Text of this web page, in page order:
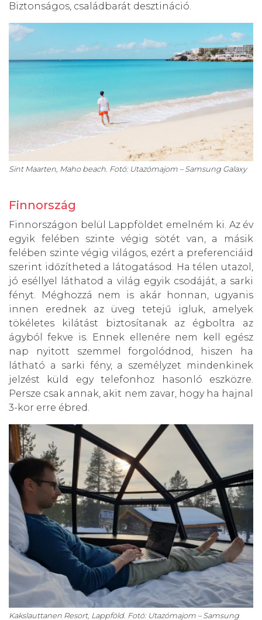
Biztonságos, családbarát desztináció.
Sint Maarten, Maho beach. Fotó: Utazómajom – Samsung Galaxy
Finnország
Finnországon belül Lappföldet emelném ki. Az év
egyik felében szinte végig sötét van, a másik
felében szinte végig világos, ezért a preferenciáid
szerint időzítheted a látogatásod. Ha télen utazol,
jó eséllyel láthatod a világ egyik csodáját, a sarki
fényt. Méghozzá nem is akár honnan, ugyanis
innen erednek az üveg tetejű igluk, amelyek
tökéletes kilátást biztosítanak az égboltra az
ágyból fekve is. Ennek ellenére nem kell egész
nap nyitott szemmel forgolódnod, hiszen ha
látható a sarki fény, a személyzet mindenkinek
jelzést küld egy telefonhoz hasonló eszközre.
Persze csak annak, akit nem zavar, hogy ha hajnal
3-kor erre ébred.
Kakslauttanen Resort, Lappföld. Fotó: Utazómajom – Samsung